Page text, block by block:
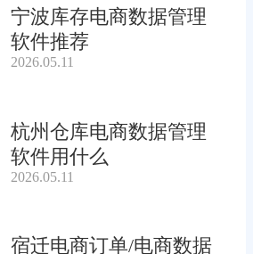
宁波库存电商数据管理
软件推荐
2026.05.11
杭州仓库电商数据管理
软件用什么
2026.05.11
宿迁电商订单/电商数据